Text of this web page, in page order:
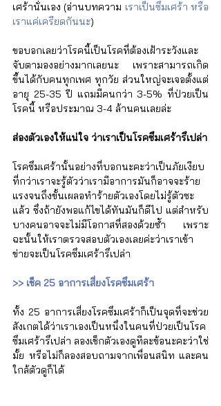
เศร้านั่นเอง (อ่านบทความ เราเป็นซึมเศร้า หรือ
เราแค่เครียดกันนะ)
ขอบอกเลยว่าโรคนี้เป็นโรคที่ต้องเฝ้าระวังและ
จับตามองอย่างมากเลยนะ เพราะสามารถเกิด
ขึ้นได้กับคนทุกเพศ ทุกวัย ส่วนใหญ่จะเจอตั้งแต่
อายุ 25-35 ปี แถมมีคนกว่า 3-5% ที่ป่วยเป็น
โรคนี้ หรือประมาณ 3-4 ล้านคนเลยล่ะ
ส่องตัวเองให้แน่ใจ ว่าเราเป็นโรคซึมเศร้ารึเปล่า
โรคซึมเศร้านั้นอย่างที่บอกนะคะว่าเป็นภัยเงียบ
ที่กว่าเราจะรู้ตัวว่าเรามีอาการมันก็อาจจะร้าย
แรงจนถึงขั้นเผลอทำร้ายตัวเองโดยไม่รู้ตัวซะ
แล้ว ซึ่งถ้ายังพอแก้ไขได้ทันมันก็ดีไป แต่สำหรับ
บางคนอาจจะไม่มีโอกาสที่สองด้วยซ้ำ เพราะ
ฉะนั้นให้เราตรวจสอบตัวเองเลยค่ะว่าเราเข้า
ข่ายจะเป็นโรคซึมเศร้ารึเปล่า
>> เช็ค 25 อาการเสี่ยงโรคซึมเศร้า
ทั้ง 25 อาการเสี่ยงโรคซึมเศร้าก็เป็นจุดที่จะช่วย
สังเกตได้ว่าเราเองเป็นหนึ่งในคนที่ป่วยเป็นโรค
ซึมเศร้ารึเปล่า ลองเช็กตัวเองดูทีละข้อนะคะว่าใช่
มั้ย หรือไม่ก็ลองสอบถามจากเพื่อนสนิท และคน
ใกล้ตัวดูก็ได้